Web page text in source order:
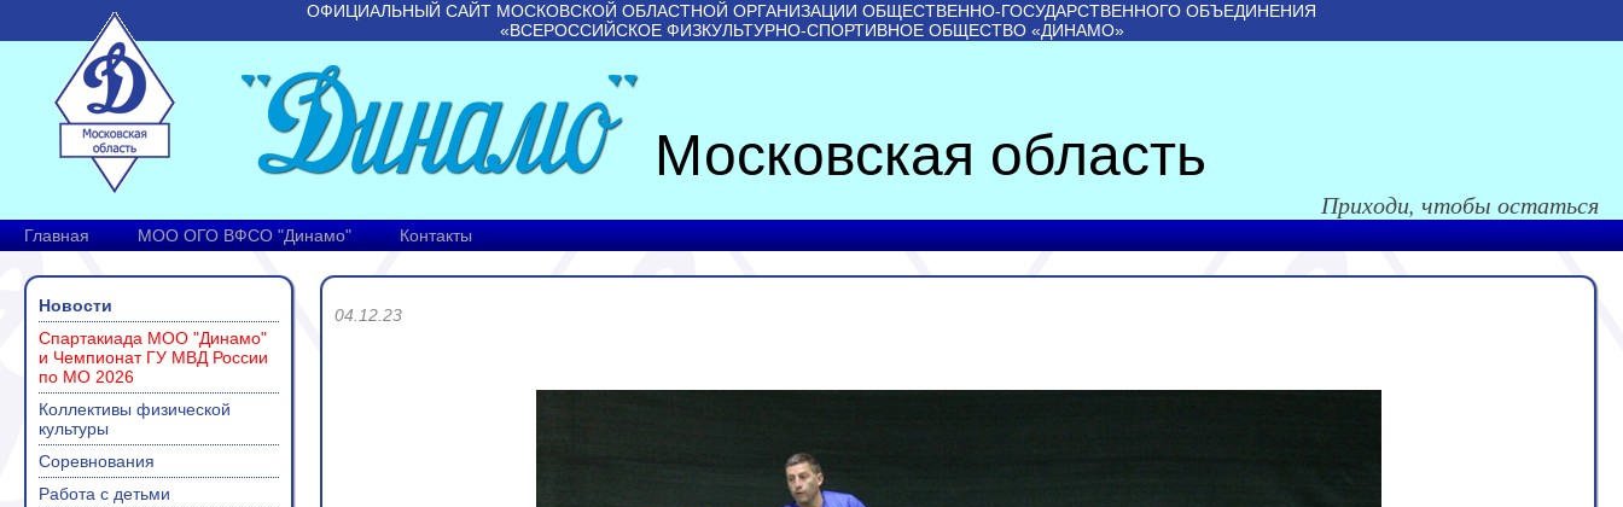
ОФИЦИАЛЬНЫЙ САЙТ МОСКОВСКОЙ ОБЛАСТНОЙ ОРГАНИЗАЦИИ ОБЩЕСТВЕННО-ГОСУДАРСТВЕННОГО ОБЪЕДИНЕНИЯ
«ВСЕРОССИЙСКОЕ ФИЗКУЛЬТУРНО-СПОРТИВНОЕ ОБЩЕСТВО «ДИНАМО»
Московская область
Приходи, чтобы остаться
Главная МОО ОГО ВФСО "Динамо" Контакты
Новости
Спартакиада МОО "Динамо"
и Чемпионат ГУ МВД России
по МО 2026
Коллективы физической
культуры
Соревнования
Работа с детьми
04.12.23